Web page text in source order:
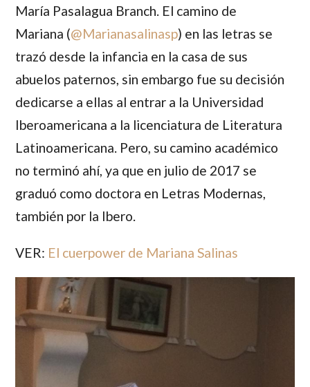
María Pasalagua Branch. El camino de
Mariana (@Marianasalinasp) en las letras se
trazó desde la infancia en la casa de sus
abuelos paternos, sin embargo fue su decisión
dedicarse a ellas al entrar a la Universidad
Iberoamericana a la licenciatura de Literatura
Latinoamericana. Pero, su camino académico
no terminó ahí, ya que en julio de 2017 se
graduó como doctora en Letras Modernas,
también por la Ibero.
VER: El cuerpower de Mariana Salinas